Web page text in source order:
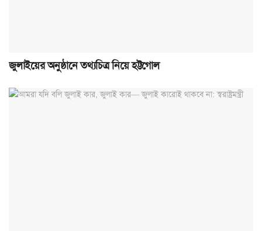
জুলাইয়ের অনুষ্ঠানে তথ্যচিত্র নিয়ে হট্টগোল